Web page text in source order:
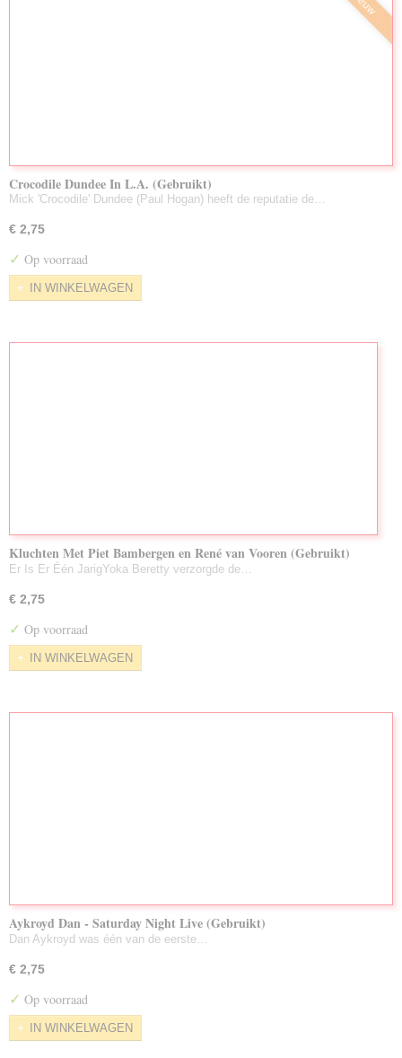
Crocodile Dundee In L.A. (Gebruikt)
Mick 'Crocodile' Dundee (Paul Hogan) heeft de reputatie de…
€ 2,75
✓ Op voorraad
IN WINKELWAGEN
Kluchten Met Piet Bambergen en René van Vooren (Gebruikt)
Er Is Er Één JarigYoka Beretty verzorgde de…
€ 2,75
✓ Op voorraad
IN WINKELWAGEN
Aykroyd Dan - Saturday Night Live (Gebruikt)
Dan Aykroyd was één van de eerste…
€ 2,75
✓ Op voorraad
IN WINKELWAGEN